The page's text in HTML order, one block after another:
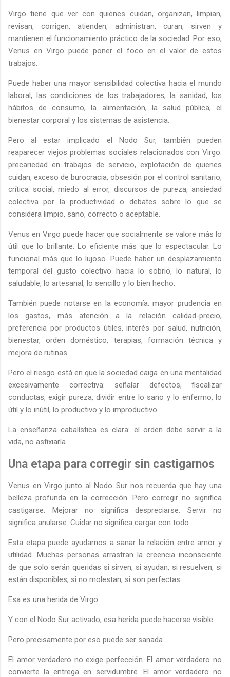
Virgo tiene que ver con quienes cuidan, organizan, limpian,
revisan, corrigen, atienden, administran, curan, sirven y
mantienen el funcionamiento práctico de la sociedad. Por eso,
Venus en Virgo puede poner el foco en el valor de estos
trabajos.
Puede haber una mayor sensibilidad colectiva hacia el mundo
laboral, las condiciones de los trabajadores, la sanidad, los
hábitos de consumo, la alimentación, la salud pública, el
bienestar corporal y los sistemas de asistencia.
Pero al estar implicado el Nodo Sur, también pueden
reaparecer viejos problemas sociales relacionados con Virgo:
precariedad en trabajos de servicio, explotación de quienes
cuidan, exceso de burocracia, obsesión por el control sanitario,
crítica social, miedo al error, discursos de pureza, ansiedad
colectiva por la productividad o debates sobre lo que se
considera limpio, sano, correcto o aceptable.
Venus en Virgo puede hacer que socialmente se valore más lo
útil que lo brillante. Lo eficiente más que lo espectacular. Lo
funcional más que lo lujoso. Puede haber un desplazamiento
temporal del gusto colectivo hacia lo sobrio, lo natural, lo
saludable, lo artesanal, lo sencillo y lo bien hecho.
También puede notarse en la economía: mayor prudencia en
los gastos, más atención a la relación calidad-precio,
preferencia por productos útiles, interés por salud, nutrición,
bienestar, orden doméstico, terapias, formación técnica y
mejora de rutinas.
Pero el riesgo está en que la sociedad caiga en una mentalidad
excesivamente correctiva: señalar defectos, fiscalizar
conductas, exigir pureza, dividir entre lo sano y lo enfermo, lo
útil y lo inútil, lo productivo y lo improductivo.
La enseñanza cabalística es clara: el orden debe servir a la
vida, no asfixiarla.
Una etapa para corregir sin castigarnos
Venus en Virgo junto al Nodo Sur nos recuerda que hay una
belleza profunda en la corrección. Pero corregir no significa
castigarse. Mejorar no significa despreciarse. Servir no
significa anularse. Cuidar no significa cargar con todo.
Esta etapa puede ayudarnos a sanar la relación entre amor y
utilidad. Muchas personas arrastran la creencia inconsciente
de que solo serán queridas si sirven, si ayudan, si resuelven, si
están disponibles, si no molestan, si son perfectas.
Esa es una herida de Virgo.
Y con el Nodo Sur activado, esa herida puede hacerse visible.
Pero precisamente por eso puede ser sanada.
El amor verdadero no exige perfección. El amor verdadero no
convierte la entrega en servidumbre. El amor verdadero no